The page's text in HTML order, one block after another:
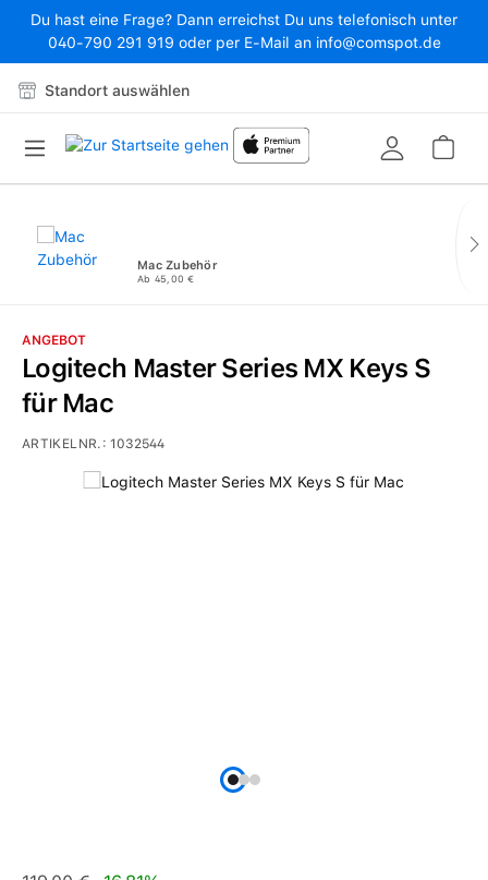
Zum Hauptinhalt springen
Du hast eine Frage? Dann erreichst Du uns telefonisch unter
040-790 291 919 oder per E-Mail an info@comspot.de
Standort auswählen
Mac Zubehör
Ab 45,00 €
Bildergalerie überspringen
ANGEBOT
Logitech Master Series MX Keys S
für Mac
ARTIKELNR.:1032544